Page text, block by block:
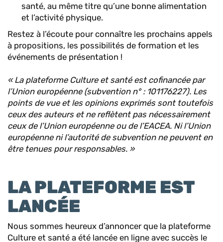
santé, au même titre qu’une bonne alimentation
et l’activité physique.
Restez à l’écoute pour connaître les prochains appels
à propositions, les possibilités de formation et les
événements de présentation !
« La plateforme Culture et santé est cofinancée par
l’Union européenne (subvention n° : 101176227). Les
points de vue et les opinions exprimés sont toutefois
ceux des auteurs et ne reflètent pas nécessairement
ceux de l’Union européenne ou de l’EACEA. Ni l’Union
européenne ni l’autorité de subvention ne peuvent en
être tenues pour responsables. »
LA PLATEFORME EST
LANCÉE
Nous sommes heureux d’annoncer que la plateforme
Culture et santé a été lancée en ligne avec succès le